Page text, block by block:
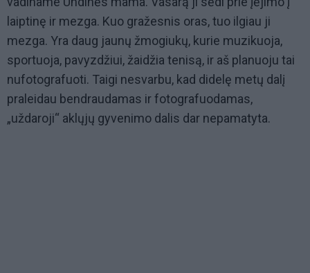
laiptinę ir mezga. Kuo gražesnis oras, tuo ilgiau ji
mezga. Yra daug jaunų žmogiukų, kurie muzikuoja,
sportuoja, pavyzdžiui, žaidžia tenisą, ir aš planuoju tai
nufotografuoti. Taigi nesvarbu, kad didelę metų dalį
praleidau bendraudamas ir fotografuodamas,
„uždaroji“ aklųjų gyvenimo dalis dar nepamatyta.